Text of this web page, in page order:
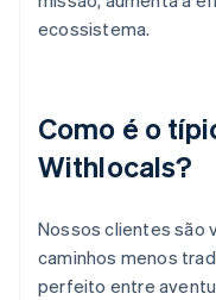
ecossistema.
Como é o
Withlocals?
Nossos clientes são
caminhos menos
perfeito entre